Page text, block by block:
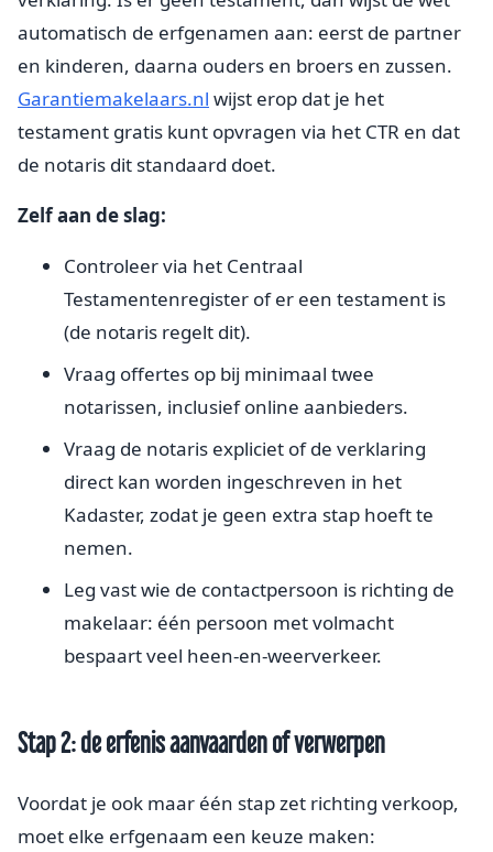
automatisch de erfgenamen aan: eerst de partner
en kinderen, daarna ouders en broers en zussen.
Garantiemakelaars.nl wijst erop dat je het
testament gratis kunt opvragen via het CTR en dat
de notaris dit standaard doet.
Zelf aan de slag:
Controleer via het Centraal
Testamentenregister of er een testament is
(de notaris regelt dit).
Vraag offertes op bij minimaal twee
notarissen, inclusief online aanbieders.
Vraag de notaris expliciet of de verklaring
direct kan worden ingeschreven in het
Kadaster, zodat je geen extra stap hoeft te
nemen.
Leg vast wie de contactpersoon is richting de
makelaar: één persoon met volmacht
bespaart veel heen-en-weerverkeer.
Stap 2: de erfenis aanvaarden of verwerpen
Voordat je ook maar één stap zet richting verkoop,
moet elke erfgenaam een keuze maken: